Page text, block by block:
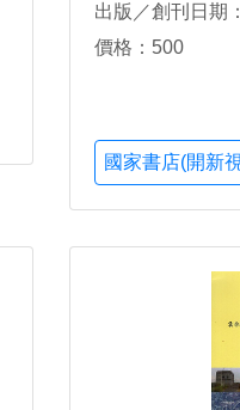
出版／創刊日期
價格：500
國家書店(開新